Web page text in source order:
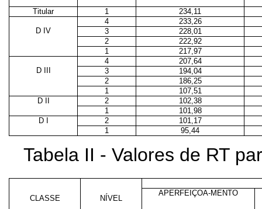
Titular 1
234,11
4
233,26
D IV
3
228,01
2
222,92
1
217,97
4
207,64
D III
3
194,04
2
186,25
1
107,51
D II
2
102,38
1
101,98
D I
2
101,17
1
95,44
Tabela II - Valores de RT
CLASSE NÍVEL
APERFEIÇOA-MENTO